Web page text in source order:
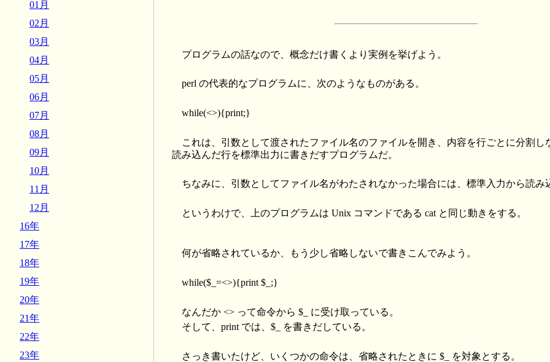
プログラムの話なので、概念だけ書くより実例を挙げよう。
perl の代表的なプログラムに、次のようなものがある。
while(<>){print;}
これは、引数として渡されたファイル名のファイルを開き、内容を行ごとに分割し
読み込んだ行を標準出力に書きだすプログラムだ。
ちなみに、引数としてファイル名がわたされなかった場合には、標準入力から読み
というわけで、上のプログラムは Unix コマンドである cat と同じ動きをする。
何が省略されているか、もう少し省略しないで書きこんでみよう。
while($_=<>){print $_;}
なんだか <> って命令から $_ に受け取っている。
そして、print では、$_ を書きだしている。
さっき書いたけど、いくつかの命令は、省略されたときに $_ を対象とする。
01月
02月
03月
04月
05月
06月
07月
08月
09月
10月
11月
12月
16年
17年
18年
19年
20年
21年
22年
23年